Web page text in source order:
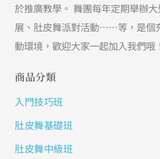
於推廣教學。 舞團每年定期舉辦
展、肚皮舞派對活動……等，是個
動環境，歡迎大家一起加入我們哦！
商品分類
入門技巧班
肚皮舞基礎班
肚皮舞中級班